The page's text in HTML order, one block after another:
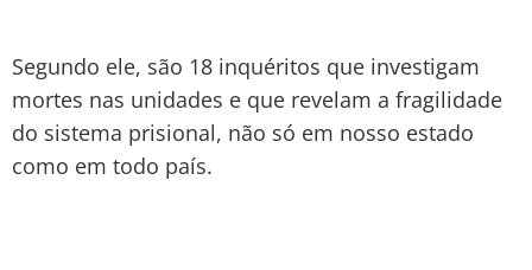
Segundo ele, são 18 inquéritos que investigam
mortes nas unidades e que revelam a fragilidade
do sistema prisional, não só em nosso estado
como em todo país.